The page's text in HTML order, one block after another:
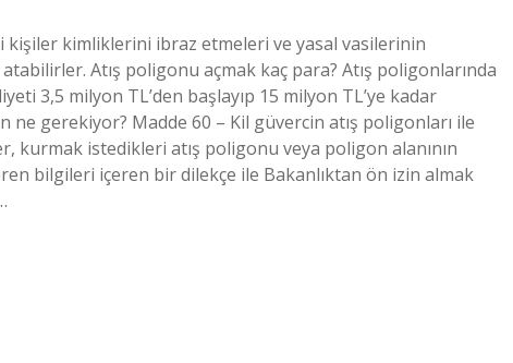
kişiler kimliklerini ibraz etmeleri ve yasal vasilerinin
Atış poligonu açmak kaç para? Atış poligonlarında
3,5 milyon TL’den başlayıp 15 milyon TL’ye kadar
ne gerekiyor? Madde 60 – Kil güvercin atış poligonları ile
kurmak istedikleri atış poligonu veya poligon alanının
bilgileri içeren bir dilekçe ile Bakanlıktan ön izin almak